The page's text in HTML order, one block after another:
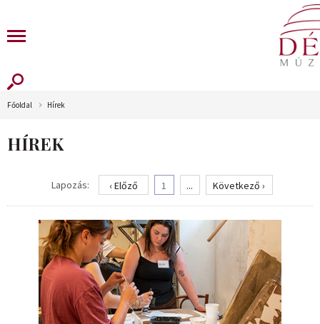
Főoldal Hírek
HÍREK
Lapozás: ‹ Előző 1 ... Következő ›